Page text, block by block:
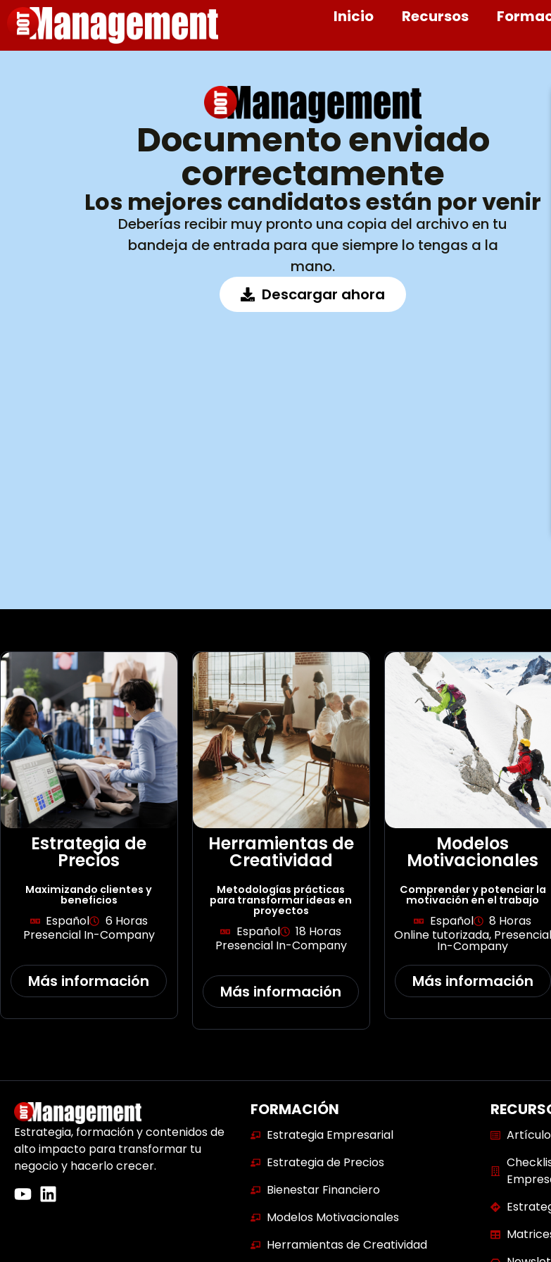
Inicio Recursos
Documento enviado
correctamente
Los mejores candidatos están por venir
Deberías recibir muy pronto una copia del archivo en tu
bandeja de entrada para que siempre lo tengas a la
mano.
Descargar ahora
Estrategia de
Precios
Maximizando clientes y
beneficios
Español
6 Horas
Presencial In-Company
Más información
Herramientas de
Creatividad
Metodologías prácticas
para transformar ideas en
proyectos
Español
18 Horas
Presencial In-Company
Más información
Modelos
Motivacionales
Comprender y potenciar la
motivación en el trabajo
Español
8 Horas
Online tutorizada, Presencial
In-Company
Más información
Estrategia, formación y contenidos de
alto impacto para transformar tu
negocio y hacerlo crecer.
FORMACIÓN
Estrategia Empresarial
Estrategia de Precios
Bienestar Financiero
Modelos Motivacionales
Herramientas de Creatividad